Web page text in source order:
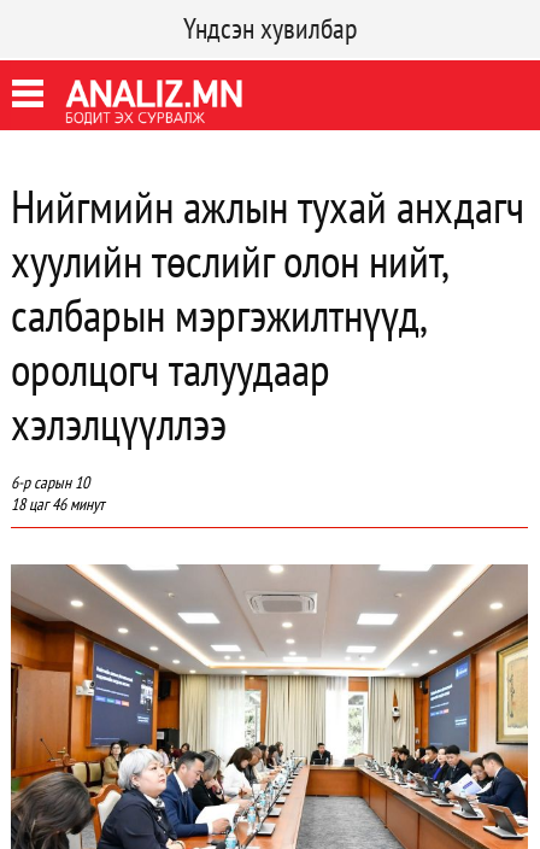
Үндсэн хувилбар
Нийгмийн ажлын тухай анхдагч
хуулийн төслийг олон нийт,
салбарын мэргэжилтнүүд,
оролцогч талуудаар
хэлэлцүүллээ
6-р сарын 10
18 цаг 46 минут